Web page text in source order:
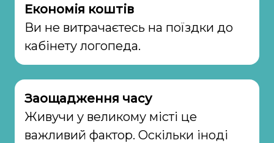
Економія коштів
Ви не витрачаєтесь на поїздки до
кабінету логопеда.
Заощадження часу
Живучи у великому місті це
важливий фактор. Оскільки іноді